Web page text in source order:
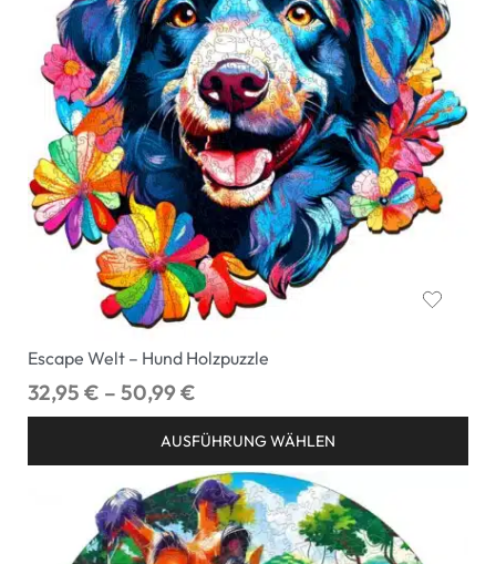
Escape Welt – Hund Holzpuzzle
32,95 € – 50,99€
AUSFÜHRUNG WÄHLEN